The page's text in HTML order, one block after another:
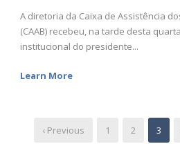
A diretoria da Caixa de Assistência
(CAAB) recebeu, na tarde desta
institucional do presidente...
Learn More
‹ Previous 1 2 3